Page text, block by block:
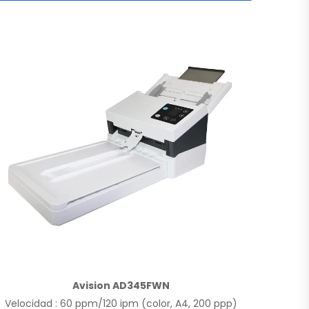
Avision AD345FWN
Velocidad : 60 ppm/120 ipm (color, A4, 200 ppp)